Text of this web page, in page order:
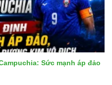
Sức mạnh áp đảo